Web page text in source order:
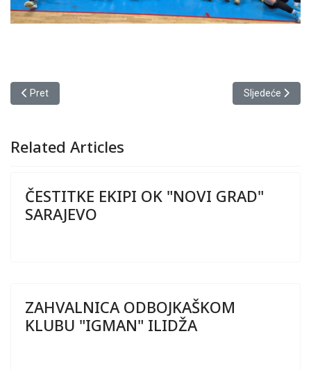
Prethodni članak: OBAVIJEST SLUŽBENIM LICIMA OSFBIH O
Pret Sljedeći članak:
Sljedeće
Related Articles
ČESTITKE EKIPI OK "NOVI GRAD"
SARAJEVO
ZAHVALNICA ODBOJKAŠKOM
KLUBU "IGMAN" ILIDŽA